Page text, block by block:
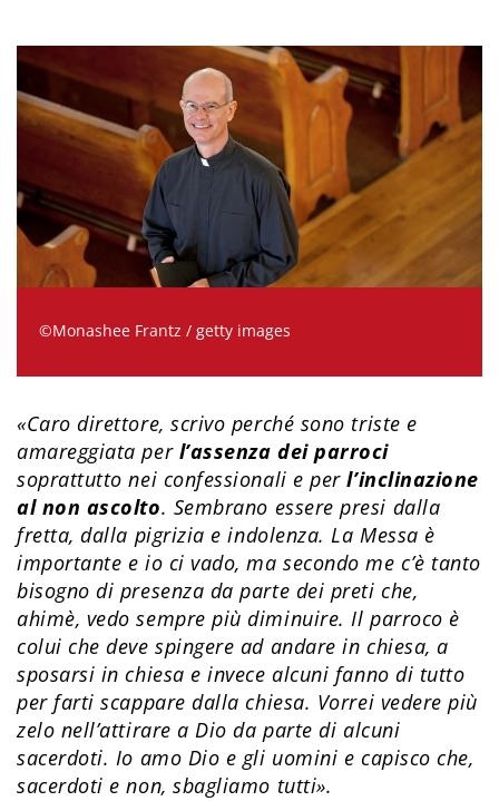
©Monashee Frantz / getty images
«Caro direttore, scrivo perché sono triste e
amareggiata per l’assenza dei parroci
soprattutto nei confessionali e perl’inclinazione
al non ascolto. Sembrano essere presi dalla
fretta, dalla pigrizia e indolenza. La Messa è
importante e io ci vado, ma secondo me c’è tanto
bisogno di presenza da parte dei preti che,
ahimè, vedo sempre più diminuire. Il parroco è
colui che deve spingere ad andare in chiesa, a
sposarsi in chiesa e invece alcuni fanno di tutto
per farti scappare dalla chiesa. Vorrei vedere più
zelo nell’attirare a Dio da parte di alcuni
sacerdoti. Io amo Dio e gli uomini e capisco che,
sacerdoti e non, sbagliamo tutti».